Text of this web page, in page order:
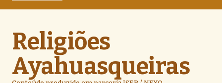
Religiões
Ayahuasqueiras